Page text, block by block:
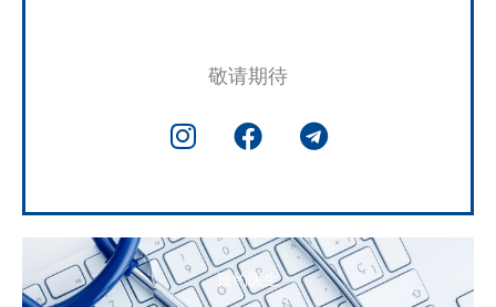
敬请期待
I
n
t
a
g
r
F
a
e
b
o
o
T
e
e
g
r
a
预约医生